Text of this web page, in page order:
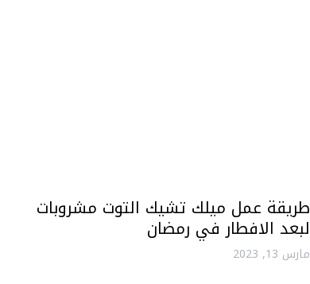
طريقة عمل ميلك تشيك التوت مشروبات
لبعد الافطار في رمضان
مارس 13, 2023